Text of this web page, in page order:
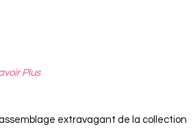
Plus
extravagant de la collection